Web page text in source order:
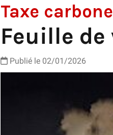
Taxe carbone
Feuille
Publié le 02/01/2026